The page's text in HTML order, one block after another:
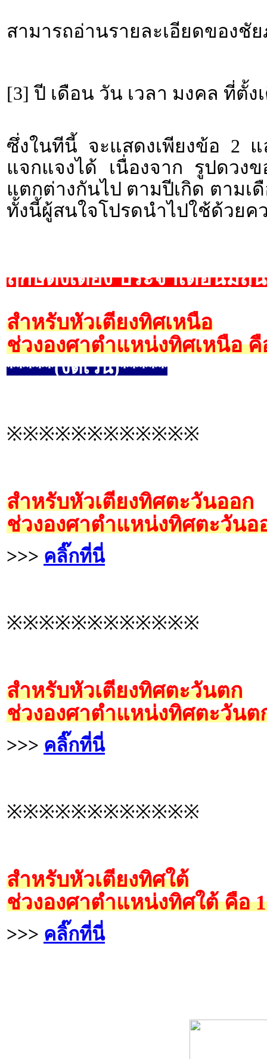
สามารถอ่านรายละเอียดของชั
[3] ปี เดือน วัน เวลา มงคล ที่ตั้ง
ซึ่งในทีนี้ จะแสดงเพียงข้อ 2
แจกแจงได้ เนื่องจาก รูปดวง
แตกต่างกันไป ตามปีเกิด ตามเ
ทั้งนี้ผู้สนใจโปรดนำไปใช้ด้วยค
ฤกษ์ตั้งเตียง ประจำเดือนมิถุ
สำหรับหัวเตียงทิศเหนือ
ช่วงองศาตำแหน่งทิศเหนือ คื
*****(งดเว้น)*****
※※※※※※※※※※※※
สำหรับหัวเตียงทิศตะวันออก
ช่วงองศาตำแหน่งทิศตะวันอ
>>> คลิ๊กที่นี่
※※※※※※※※※※※※
สำหรับหัวเตียงทิศตะวันตก
ช่วงองศาตำแหน่งทิศตะวันต
>>> คลิ๊กที่นี่
※※※※※※※※※※※※
สำหรับหัวเตียงทิศใต้
ช่วงองศาตำแหน่งทิศใต้ คือ
>>> คลิ๊กที่นี่